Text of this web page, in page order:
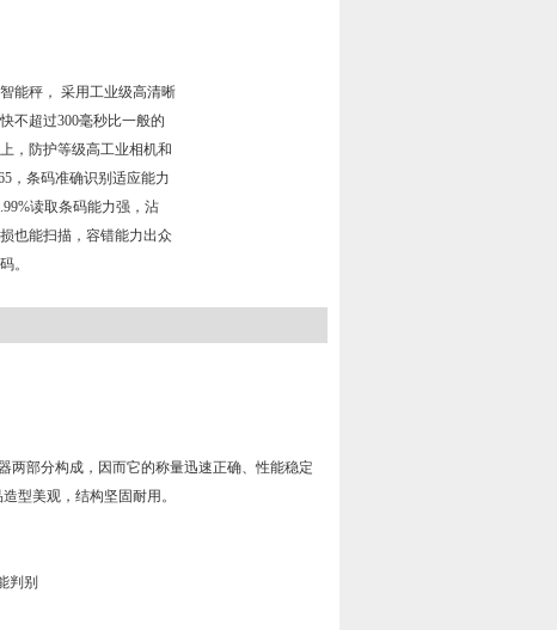
能秤， 采用工业级高清晰
不超过300毫秒比一般的
，防护等级高工业相机和
，条码准确识别适应能力
读取条码能力强，沾
也能扫描，容错能力出众
。
两部分构成，因而它的称量迅速正确、性能稳定
型美观，结构坚固耐用。
判别